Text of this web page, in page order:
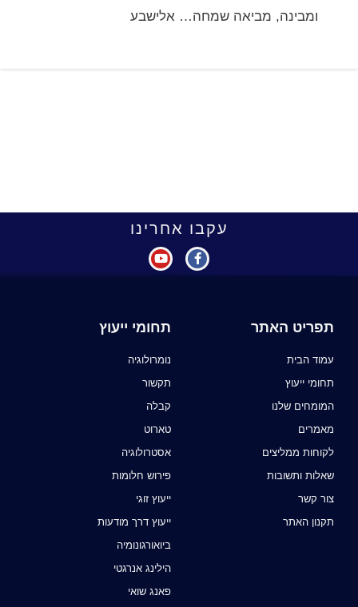
ומבינה, מביאה שמחה… אלישבע
עקבו אחרינו
תפריט האתר
עמוד הבית
תחומי ייעוץ
המומחים שלנו
מאמרים
לקוחות ממליצים
שאלות ותשובות
צור קשר
תקנון האתר
תחומי ייעוץ
נומרולוגיה
תקשור
קבלה
טארוט
אסטרולוגיה
פירוש חלומות
ייעוץ זוגי
ייעוץ דרך מודעות
ביואורגונומיה
הילינג אנרגטי
פאנג שואי